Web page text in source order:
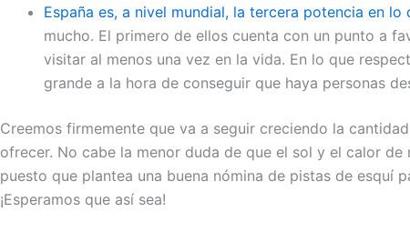
España es, a nivel mundial, la tercera potencia en
mucho. El primero de ellos cuenta con un punto a
visitar al menos una vez en la vida. En lo que
grande a la hora de conseguir que haya personas
Creemos firmemente que va a seguir creciendo la
ofrecer. No cabe la menor duda de que el sol y el calor
puesto que plantea una buena nómina de pistas de esquí
¡Esperamos que así sea!